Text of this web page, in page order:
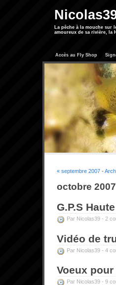
La pêche à la mouche sur
amoureux de sa rivière, la
Accès au Fly Shop
« septembre 2007 -
octobre 2007
G.P.S
Par Nicolas39 - 2
Vidéo de
Par Nicolas39 - 4
Voeux
Par Nicolas39 - 9